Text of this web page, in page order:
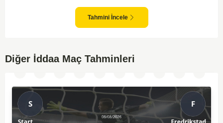
anlar yakalayabilmektedir. İki takım arasındaki tarihsel rekabet dikkate
alındığında, maçın dengede geçmesi olasıdır ve her iki tarafın da gol
şansı bulunmaktadır. Özellikle Jaro'nun savunma zaafları ve VPS'nin hızlı
Tahmini İncele
Diğer İddaa Maç Tahminleri